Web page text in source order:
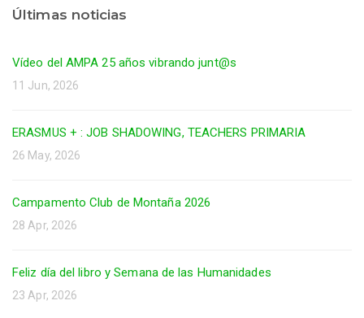
Últimas noticias
Vídeo del AMPA 25 años vibrando junt@s
11 Jun, 2026
ERASMUS + : JOB SHADOWING, TEACHERS PRIMARIA
26 May, 2026
Campamento Club de Montaña 2026
28 Apr, 2026
Feliz día del libro y Semana de las Humanidades
23 Apr, 2026